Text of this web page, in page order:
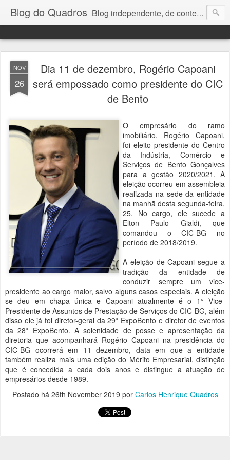
Blog do Quadros Blog independente, de conteúdo noticioso, com foco em economia, negócios, política e atualidades. e-mail do editor: chquadros2@gmail.com
NOV
26
Dia 11 de dezembro, Rogério Capoani
será empossado como presidente do CIC
de Bento
O empresário do ramo
imobiliário, Rogério Capoani,
foi eleito presidente do Centro
da Indústria, Comércio e
Serviços de Bento Gonçalves
para a gestão 2020/2021. A
eleição ocorreu em assembleia
realizada na sede da entidade
na manhã desta segunda-feira,
25. No cargo, ele sucede a
Elton Paulo Gialdi, que
comandou o CIC-BG no
período de 2018/2019.
A eleição de Capoani segue a
tradição da entidade de
conduzir sempre um vice-
presidente ao cargo maior, salvo alguns casos especiais. A eleição
se deu em chapa única e Capoani atualmente é o 1° Vice-
Presidente de Assuntos de Prestação de Serviços do CIC-BG, além
disso ele já foi diretor-geral da 29ª ExpoBento e diretor de eventos
da 28ª ExpoBento. A solenidade de posse e apresentação da
diretoria que acompanhará Rogério Capoani na presidência do
CIC-BG ocorrerá em 11 dezembro, data em que a entidade
também realiza mais uma edição do Mérito Empresarial, distinção
que é concedida a cada dois anos e distingue a atuação de
empresários desde 1989.
Postado há 26th November 2019 por Carlos Henrique Quadros